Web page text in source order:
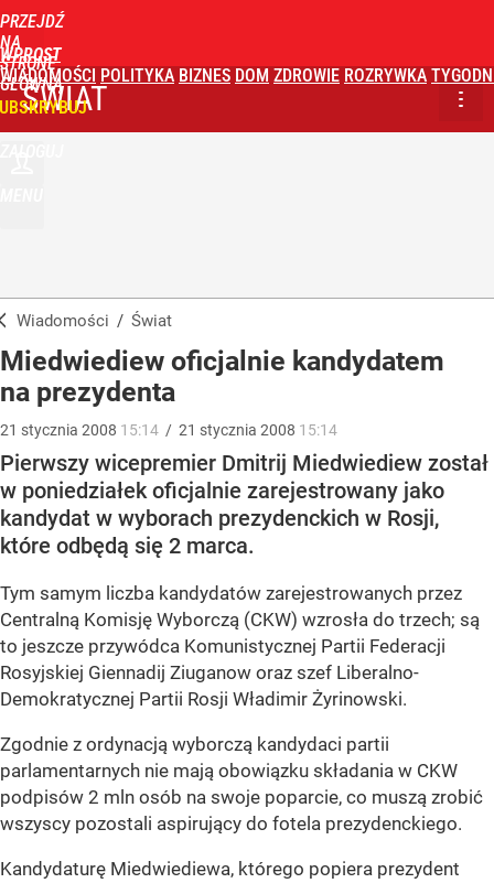
PRZEJDŹ
NA
STRONĘ
GŁÓWNĄ
WPROST
WIADOMOŚCI POLITYKA BIZNES DOM ZDROWIE ROZRYWKA
ŚWIAT
Wiadomości / Świat
Miedwiediew oficjalnie kandydatem
na prezydenta
21 stycznia 2008 15:14 / 21 stycznia 2008 15:14
Pierwszy wicepremier Dmitrij Miedwiediew został
w poniedziałek oficjalnie zarejestrowany jako
kandydat w wyborach prezydenckich w Rosji,
które odbędą się 2 marca.
Tym samym liczba kandydatów zarejestrowanych przez
Centralną Komisję Wyborczą (CKW) wzrosła do trzech; są
to jeszcze przywódca Komunistycznej Partii Federacji
Rosyjskiej Giennadij Ziuganow oraz szef Liberalno-
Demokratycznej Partii Rosji Władimir Żyrinowski.
Zgodnie z ordynacją wyborczą kandydaci partii
parlamentarnych nie mają obowiązku składania w CKW
podpisów 2 mln osób na swoje poparcie, co muszą zrobić
wszyscy pozostali aspirujący do fotela prezydenckiego.
Kandydaturę Miedwiediewa, którego popiera prezydent